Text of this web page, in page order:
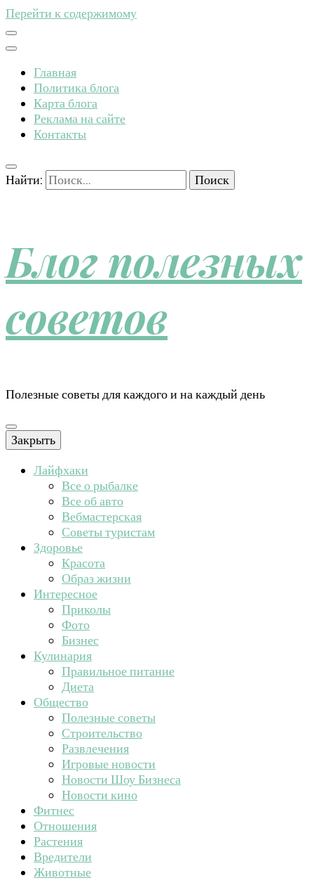
Перейти к содержимому
Главная
Политика блога
Карта блога
Реклама на сайте
Контакты
Найти:
Блог полезных
советов
Полезные советы для каждого и на каждый день
Закрыть
Лайфхаки
Все о рыбалке
Все об авто
Вебмастерская
Советы туристам
Здоровье
Красота
Образ жизни
Интересное
Приколы
Фото
Бизнес
Кулинария
Правильное питание
Диета
Общество
Полезные советы
Строительство
Развлечения
Игровые новости
Новости Шоу Бизнеса
Новости кино
Фитнес
Отношения
Растения
Вредители
Животные